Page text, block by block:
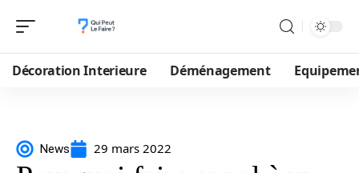
Décoration Interieure Déménagement
News 29 mars 2022